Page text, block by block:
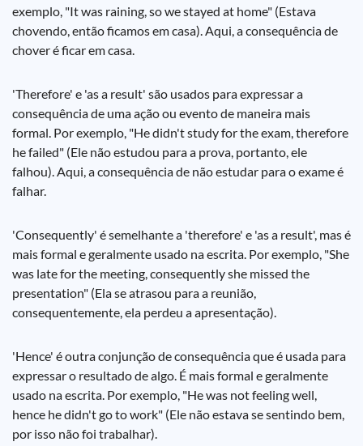
exemplo, "It was raining, so we stayed at home" (Estava
chovendo, então ficamos em casa). Aqui, a consequência de
chover é ficar em casa.
'Therefore' e 'as a result' são usados para expressar a
consequência de uma ação ou evento de maneira mais
formal. Por exemplo, "He didn't study for the exam, therefore
he failed" (Ele não estudou para a prova, portanto, ele
falhou). Aqui, a consequência de não estudar para o exame é
falhar.
'Consequently' é semelhante a 'therefore' e 'as a result', mas é
mais formal e geralmente usado na escrita. Por exemplo, "She
was late for the meeting, consequently she missed the
presentation" (Ela se atrasou para a reunião,
consequentemente, ela perdeu a apresentação).
'Hence' é outra conjunção de consequência que é usada para
expressar o resultado de algo. É mais formal e geralmente
usado na escrita. Por exemplo, "He was not feeling well,
hence he didn't go to work" (Ele não estava se sentindo bem,
por isso não foi trabalhar).